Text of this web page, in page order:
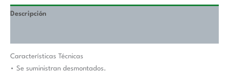
Descripción
Características Técnicas
• Se suministran desmontados.